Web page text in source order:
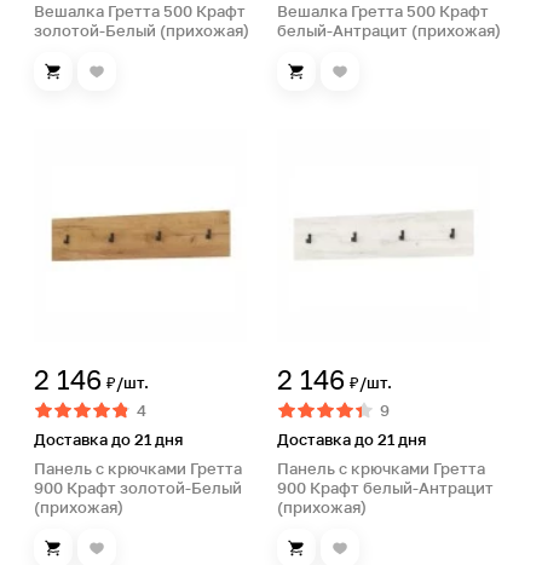
Вешалка Гретта 500 Крафт
золотой-Белый (прихожая)
Вешалка Гретта 500 Крафт
белый-Антрацит (прихожая)
2 146 ₽/шт.
4
Доставка до 21 дня
Панель с крючками Гретта
900 Крафт золотой-Белый
(прихожая)
2 146 ₽/шт.
9
Доставка до 21 дня
Панель с крючками Гретта
900 Крафт белый-Антрацит
(прихожая)